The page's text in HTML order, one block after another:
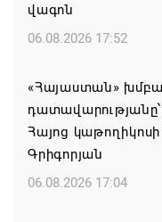
վագոն
06.08.2026 17:52
«Հայաստան»
դատավարությանը՝
Հայոց
Գրիգորյան
06.08.2026 17:04